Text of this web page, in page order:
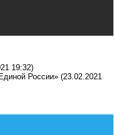
19:32)
России» (23.02.2021